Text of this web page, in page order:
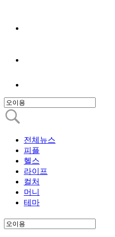
전체뉴스
피플
헬스
라이프
컬처
머니
테마